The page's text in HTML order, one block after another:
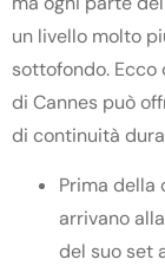
un livello molto
sottofondo.
di Cannes può
di continuità
Prima della
arrivano
del suo set